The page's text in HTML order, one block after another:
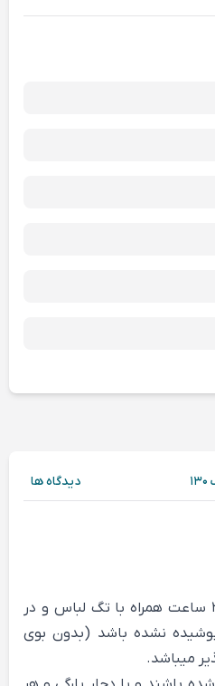
دیدگاه ها
1 - تعویض کالا حداکثر تا ۲۴ ساعت همراه با تگ لباس و در
نشده باشد (بدون بوی
میباشد.